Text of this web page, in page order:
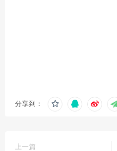
分享到：
上一篇